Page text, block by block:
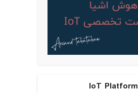
IoT Platform